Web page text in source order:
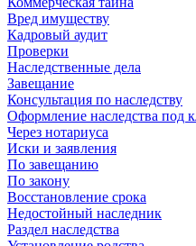
Вред имуществу
Кадровый аудит
Проверки
Наследственные дела
Завещание
Консультация по наследству
Оформление наследства под
Через нотариуса
Иски и заявления
По завещанию
По закону
Восстановление срока
Недостойный наследник
Раздел наследства